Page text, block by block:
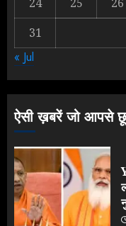
3
31
« Jul
ऐसी ख़बरें जो आपसे